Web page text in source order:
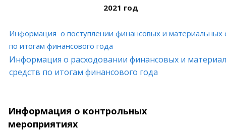
2021 год
Информация о поступлении финансовых и материальных
по итогам финансового года
Информация о расходовании финансовых и
средств по итогам финансового года
Информация о контрольных
мероприятиях